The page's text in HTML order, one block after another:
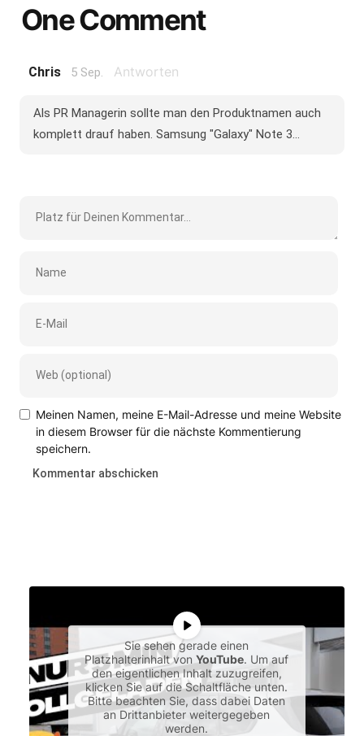
One Comment
Chris 5 Sep. Antworten
Als PR Managerin sollte man den Produktnamen auch
komplett drauf haben. Samsung "Galaxy" Note 3...
Meinen Namen, meine E-Mail-Adresse und meine Website
in diesem Browser für die nächste Kommentierung
speichern.
Sie sehen gerade einen
Platzhalterinhalt vonYouTube. Um auf
den eigentlichen Inhalt zuzugreifen,
klicken Sie auf die Schaltfläche unten.
Bitte beachten Sie, dass dabei Daten
an Drittanbieter weitergegeben
werden.